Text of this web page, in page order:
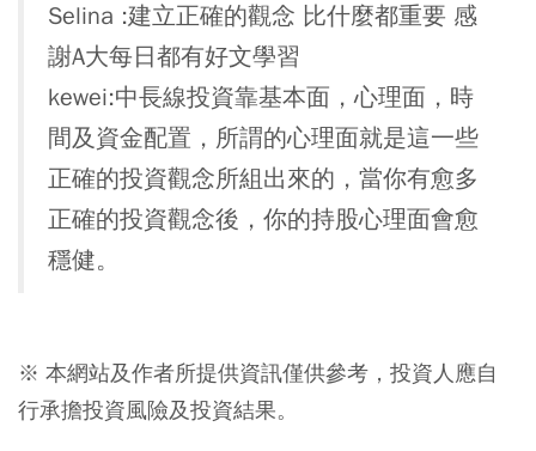
Selina :建立正確的觀念 比什麼都重要 感
謝A大每日都有好文學習
kewei:中長線投資靠基本面，心理面，時
間及資金配置，所謂的心理面就是這一些
正確的投資觀念所組出來的，當你有愈多
正確的投資觀念後，你的持股心理面會愈
穩健。
※ 本網站及作者所提供資訊僅供參考，投資人應自
行承擔投資風險及投資結果。